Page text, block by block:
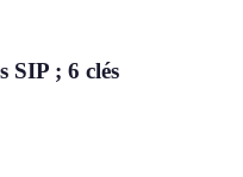
SIP ; 6 clés